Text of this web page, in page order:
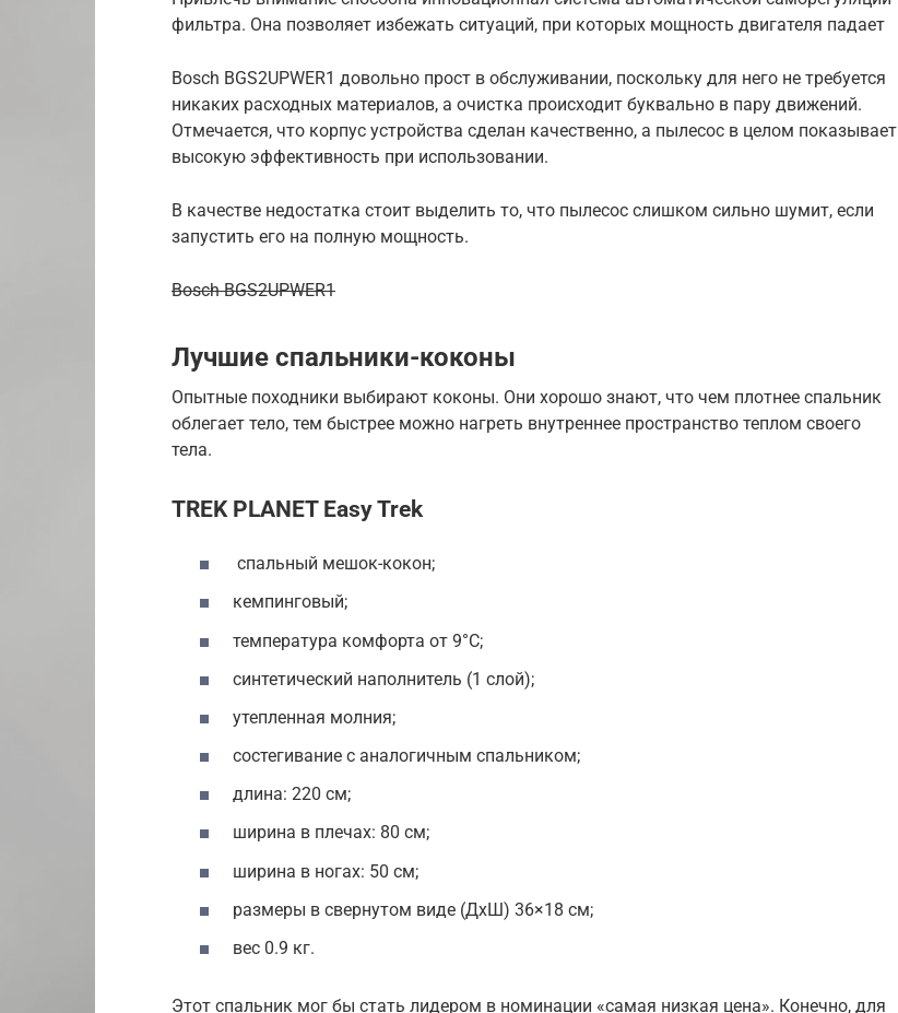
фильтра. Она позволяет избежать ситуаций, при которых мощность двигателя падает
Bosch BGS2UPWER1 довольно прост в обслуживании, поскольку для него не требуется
никаких расходных материалов, а очистка происходит буквально в пару движений.
Отмечается, что корпус устройства сделан качественно, а пылесос в целом показывает
высокую эффективность при использовании.
В качестве недостатка стоит выделить то, что пылесос слишком сильно шумит, если
запустить его на полную мощность.
Bosch BGS2UPWER1
Лучшие спальники-коконы
Опытные походники выбирают коконы. Они хорошо знают, что чем плотнее спальник
облегает тело, тем быстрее можно нагреть внутреннее пространство теплом своего
тела.
TREK PLANET Easy Trek
спальный мешок-кокон;
кемпинговый;
температура комфорта от 9°С;
синтетический наполнитель (1 слой);
утепленная молния;
состегивание с аналогичным спальником;
длина: 220 см;
ширина в плечах: 80 см;
ширина в ногах: 50 см;
размеры в свернутом виде (ДхШ) 36×18 см;
вес 0.9 кг.
Этот спальник мог бы стать лидером в номинации «самая низкая цена». Конечно, для